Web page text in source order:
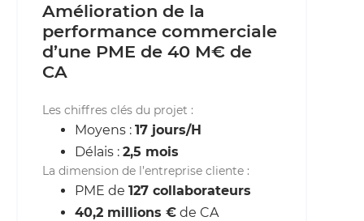
Amélioration de la
performance commerciale
d’une PME de 40 M€ de
CA
Les chiffres clés du projet :
Moyens : 17 jours/H
Délais : 2,5 mois
La dimension de l’entreprise cliente :
PME de 127 collaborateurs
40,2 millions € de CA